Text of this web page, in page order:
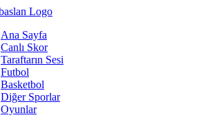
Ana Sayfa
Canlı Skor
Taraftarın Sesi
Futbol
Basketbol
Diğer Sporlar
Oyunlar